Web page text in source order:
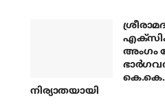
അംഗം
നിര്യാതയായി